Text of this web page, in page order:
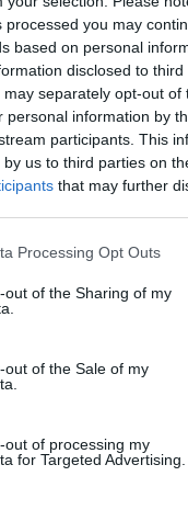
processed you may
based on personal
disclosed to
separately opt-out of
personal information by
participants. This
us to third parties on
that may further
Processing Opt Outs
out of the Sharing of my
out of the Sale of my
out of processing my
for Targeted Advertising.
Nacional pide
informe sobre si fue
de Ceuta
05/08/26 15:25
vuelve a números
vez desde 2022
“El trabajo de
la verdadera,
falsificación, es un